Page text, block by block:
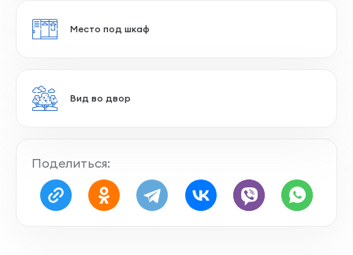
Прямоугольные комнаты
Остекление лоджии
Поделиться: